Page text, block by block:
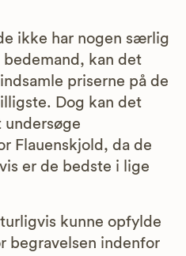
ikke har nogen særlig
kan det
priserne på de
Dog kan det
Flauenskjold, da de
er de bedste i lige
kunne opfylde
begravelsen indenfor